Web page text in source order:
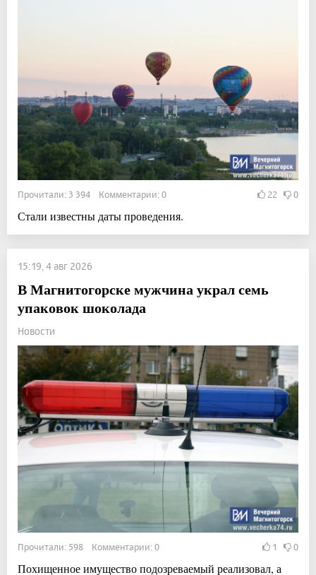
Прочитали: 3 394 Комментарии: 0 22 0
Стали известны даты проведения.
15:19, 4 авг 2026
В Магнитогорске мужчина украл семь
упаковок шоколада
Новости
Прочитали: 598 Комментарии: 0 1 0
Похищенное имущество подозреваемый реализовал, а